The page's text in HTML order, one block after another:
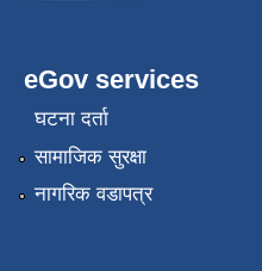
eGov services
घटना दर्ता
सामाजिक सुरक्षा
नागरिक वडापत्र